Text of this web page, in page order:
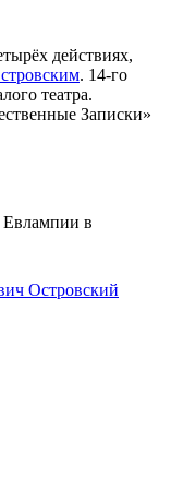
действиях,
. 14-го
театра.
Записки»
Евлампии в
Островский